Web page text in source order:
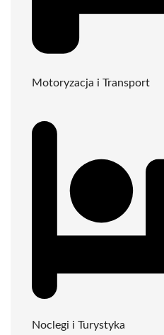
Motoryzacja i Transport
Noclegi i Turystyka